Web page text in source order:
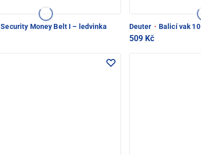
Security Money Belt I – ledvinka Deuter · Balicí vak 10
509 Kč